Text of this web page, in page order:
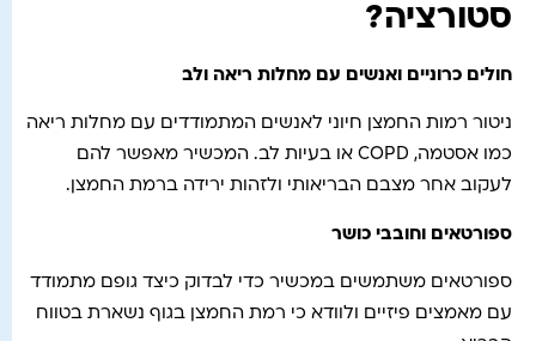
סטורציה?
חולים כרוניים ואנשים עם מחלות ריאה ולב
ניטור רמות החמצן חיוני לאנשים המתמודדים עם מחלות ריאה
כמו אסטמה, COPD או בעיות לב. המכשיר מאפשר להם
לעקוב אחר מצבם הבריאותי ולזהות ירידה ברמת החמצן.
ספורטאים וחובבי כושר
ספורטאים משתמשים במכשיר כדי לבדוק כיצד גופם מתמודד
עם מאמצים פיזיים ולוודא כי רמת החמצן בגוף נשארת בטווח